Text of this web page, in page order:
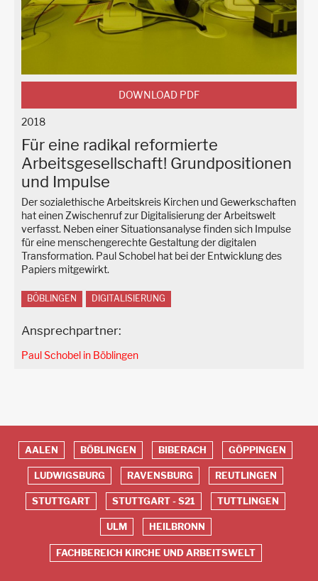
DOWNLOAD PDF
2018
Für eine radikal reformierte
Arbeitsgesellschaft! Grundpositionen
und Impulse
Der sozialethische Arbeitskreis Kirchen und Gewerkschaften
hat einen Zwischenruf zur Digitalisierung der Arbeitswelt
verfasst. Neben einer Situationsanalyse finden sich Impulse
für eine menschengerechte Gestaltung der digitalen
Transformation. Paul Schobel hat bei der Entwicklung des
Papiers mitgewirkt.
BÖBLINGEN DIGITALISIERUNG
Ansprechpartner:
Paul Schobel in Böblingen
Red
Footer
AALEN BÖBLINGEN BIBERACH GÖPPINGEN
LUDWIGSBURG RAVENSBURG REUTLINGEN
STUTTGART STUTTGART - S21 TUTTLINGEN
ULM HEILBRONN
FACHBEREICH KIRCHE UND ARBEITSWELT